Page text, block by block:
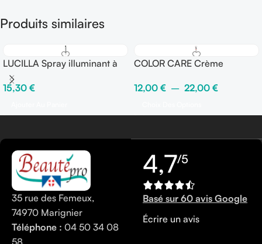
Produits similaires
LUCILLA Spray illuminant à
l’action thermo-protectrice
150 ml – Fix ○○○○○
15,30 €
COLOR CARE Crème
rinçage
12,00 € – 22,00 €
35 rue des Femeux,
74970 Marignier
Téléphone : 04 50 34 08
4,7/5
Basé sur 60 avis Google
Écrire un avis